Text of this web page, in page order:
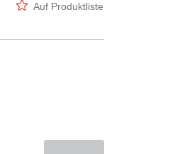
Auf Produktliste